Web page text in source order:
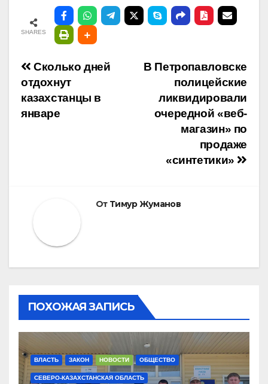
SHARES
Навигация
по
записям
В Петропавловске
полицейские
ликвидировали
очередной «веб-
магазин» по
продаже
«синтетики»
Сколько дней
отдохнут
казахстанцы в
январе
От Тимур Жуманов
ПОХОЖАЯ ЗАПИСЬ
ВЛАСТЬ ЗАКОН НОВОСТИ ОБЩЕСТВО
СЕВЕРО-КАЗАХСТАНСКАЯ ОБЛАСТЬ